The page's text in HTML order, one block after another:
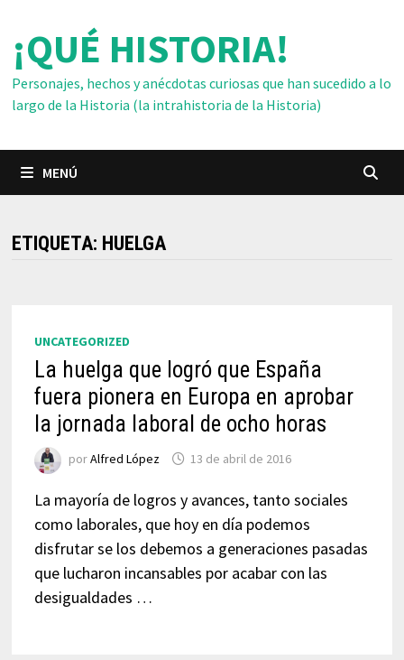
contenido
¡QUÉ HISTORIA!
Personajes, hechos y anécdotas curiosas que han sucedido a lo
largo de la Historia (la intrahistoria de la Historia)
MENÚ
ETIQUETA: HUELGA
UNCATEGORIZED
La huelga que logró que España
fuera pionera en Europa en aprobar
la jornada laboral de ocho horas
porAlfred López 13 de abril de 2016
La mayoría de logros y avances, tanto sociales
como laborales, que hoy en día podemos
disfrutar se los debemos a generaciones pasadas
que lucharon incansables por acabar con las
desigualdades …